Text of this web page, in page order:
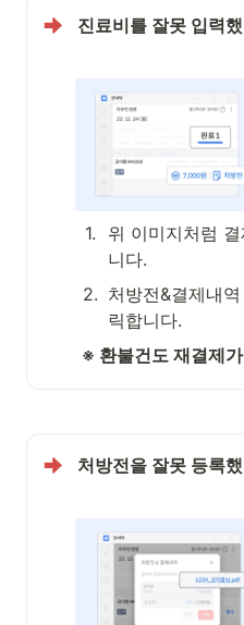
진료비를 잘못 입력
1.
위 이미지처럼
니다.
2. 처방전&결제내
릭합니다.
※ 환불건도 재결제
처방전을 잘못 등록